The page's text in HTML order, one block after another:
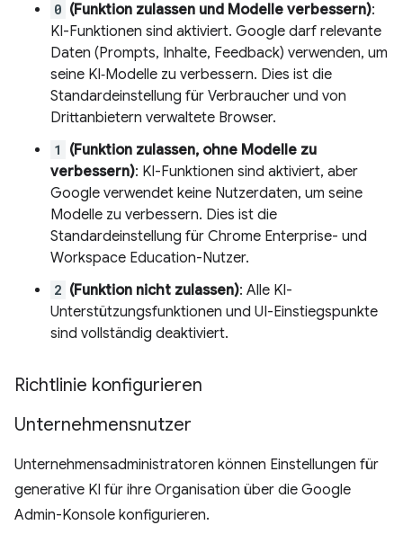
0 (Funktion zulassen und Modelle verbessern):
KI-Funktionen sind aktiviert. Google darf relevante
Daten (Prompts, Inhalte, Feedback) verwenden, um
seine KI‑Modelle zu verbessern. Dies ist die
Standardeinstellung für Verbraucher und von
Drittanbietern verwaltete Browser.
1
(Funktion zulassen, ohne Modelle zu
verbessern): KI-Funktionen sind aktiviert, aber
Google verwendet keine Nutzerdaten, um seine
Modelle zu verbessern. Dies ist die
Standardeinstellung für Chrome Enterprise- und
Workspace Education-Nutzer.
2 (Funktion nicht zulassen): Alle KI-
Unterstützungsfunktionen und UI-Einstiegspunkte
sind vollständig deaktiviert.
Richtlinie konfigurieren
Unternehmensnutzer
Unternehmensadministratoren können Einstellungen für
generative KI für ihre Organisation über die Google
Admin-Konsole konfigurieren.